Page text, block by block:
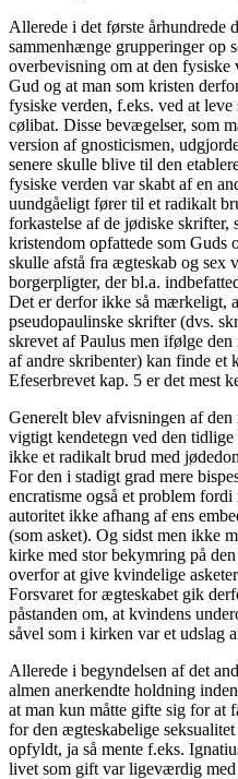
Allerede i det første århundrede
sammenhænge grupperinger op
overbevisning om at den fysiske
Gud og at man som kristen
fysiske verden, f.eks. ved at
cølibat. Disse bevægelser, som
version af gnosticismen,
senere skulle blive til den
fysiske verden var skabt af en
uundgåeligt fører til et radikalt
forkastelse af de jødiske skrifter,
kristendom opfattede som Guds
skulle afstå fra ægteskab og sex
borgerpligter, der bl.a.
Det er derfor ikke så mærkeligt,
pseudopaulinske skrifter (dvs.
skrevet af Paulus men ifølge
af andre skribenter) kan finde
Efeserbrevet kap. 5 er det mest
Generelt blev afvisningen af den
vigtigt kendetegn ved den
ikke et radikalt brud med
For den i stadigt grad mere
encratisme også et problem
autoritet ikke afhang af ens
(som asket). Og sidst men ikke
kirke med stor bekymring på
overfor at give kvindelige
Forsvaret for ægteskabet gik
påstanden om, at kvindens
såvel som i kirken var et udslag
Allerede i begyndelsen af det
almen anerkendte holdning
at man kun måtte gifte sig for at
for den ægteskabelige
opfyldt, ja så mente f.eks.
livet som gift var ligeværdig